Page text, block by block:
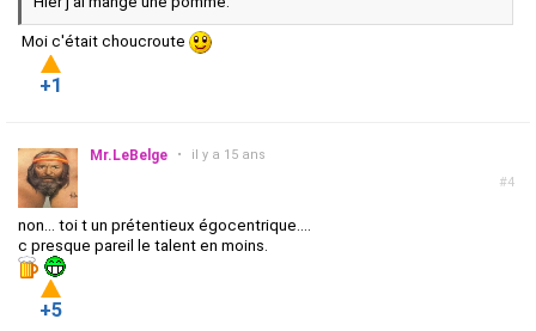
Moi c'était choucroute
+1
#4
Mr.LeBelge • il y a 15 ans
non... toi t un prétentieux égocentrique....
c presque pareil le talent en moins.
+5